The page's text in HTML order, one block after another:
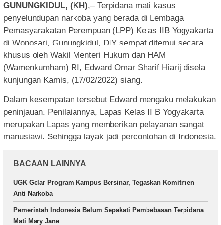
GUNUNGKIDUL, (KH),– Terpidana mati kasus
penyelundupan narkoba yang berada di Lembaga
Pemasyarakatan Perempuan (LPP) Kelas IIB Yogyakarta
di Wonosari, Gunungkidul, DIY sempat ditemui secara
khusus oleh Wakil Menteri Hukum dan HAM
(Wamenkumham) RI, Edward Omar Sharif Hiarij disela
kunjungan Kamis, (17/02/2022) siang.
Dalam kesempatan tersebut Edward mengaku melakukan
peninjauan. Penilaiannya, Lapas Kelas II B Yogyakarta
merupakan Lapas yang memberikan pelayanan sangat
manusiawi. Sehingga layak jadi percontohan di Indonesia.
BACAAN LAINNYA
UGK Gelar Program Kampus Bersinar, Tegaskan Komitmen
Anti Narkoba
Pemerintah Indonesia Belum Sepakati Pembebasan Terpidana
Mati Mary Jane